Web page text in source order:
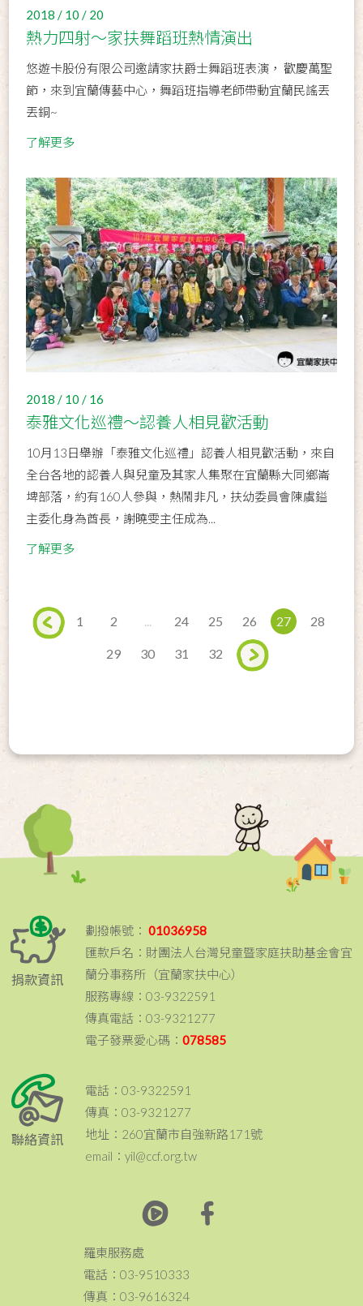
2018 / 10 / 20
熱力四射～家扶舞蹈班熱情演出
悠遊卡股份有限公司邀請家扶爵士舞蹈班表演， 歡慶萬聖
節，來到宜蘭傳藝中心，舞蹈班指導老師帶動宜蘭民謠丟
丟銅~
了解更多
2018 / 10 / 16
泰雅文化巡禮～認養人相見歡活動
10月13日舉辦「泰雅文化巡禮」認養人相見歡活動，來自
全台各地的認養人與兒童及其家人集聚在宜蘭縣大同鄉崙
埤部落，約有160人參與，熱鬧非凡，扶幼委員會陳虞鎰
主委化身為酋長，謝曉雯主任成為...
了解更多
1 2 24 25 26 27 28
29 30 31 32
捐款資訊
劃撥帳號： 01036958
匯款戶名：財團法人台灣兒童暨家庭扶助基金會宜
蘭分事務所（宜蘭家扶中心）
服務專線：03-9322591
傳真電話：03-9321277
電子發票愛心碼：078585
聯絡資訊
電話：03-9322591
傳真：03-9321277
地址：260宜蘭市自強新路171號
email：yil@ccf.org.tw
羅東服務處
電話：03-9510333
傳真：03-9616324